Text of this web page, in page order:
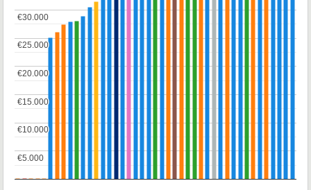
€5.000
€5.000
€10.000
€10.000
€15.000
€15.000
€20.000
€20.000
€25.000
€25.000
€30.000
€30.000